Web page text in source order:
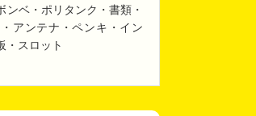
ベ・ポリタンク・書類・
アンテナ・ペンキ・イン
・スロット